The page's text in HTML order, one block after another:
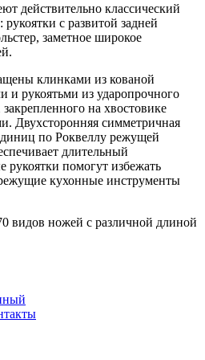
действительно классический
с развитой задней
заметное широкое
клинками из кованой
и рукоятьми из ударопрочного
на хвостовике
Двухсторонняя симметричная
по Роквеллу режущей
длительный
рукоятки помогут избежать
кухонные инструменты
видов ножей с различной длиной